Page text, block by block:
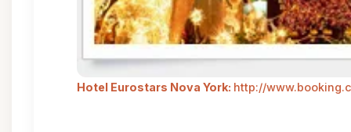
Hotel Eurostars Nova York: http://